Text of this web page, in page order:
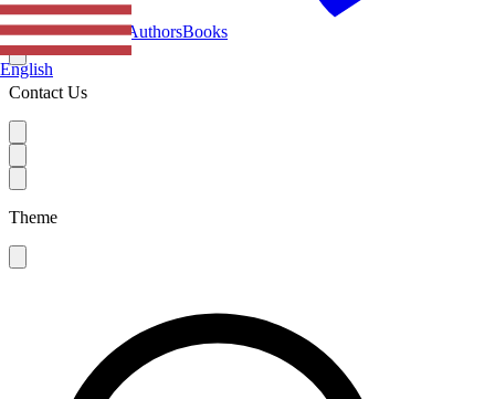
HomeCategoriesAuthorsBooks
Contact Us
English
Theme